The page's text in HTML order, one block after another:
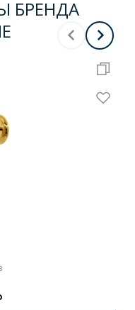
БРЕНДА